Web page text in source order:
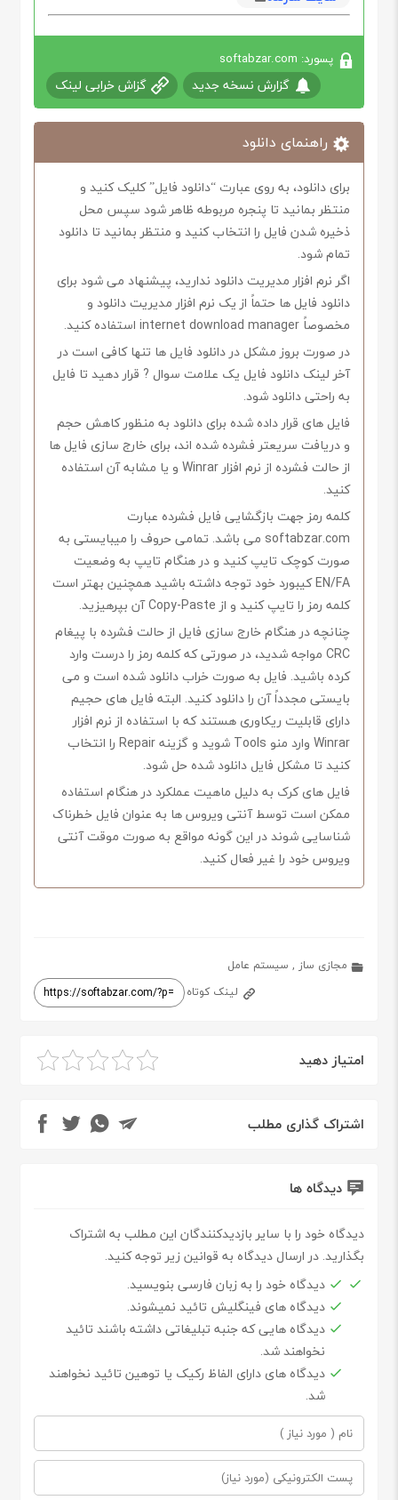
پسورد: softabzar.com
گزارش نسخه جدید گزاش خرابی لینک
راهنمای دانلود
برای دانلود، به روی عبارت “دانلود فایل” کلیک کنید و
منتظر بمانید تا پنجره مربوطه ظاهر شود سپس محل
ذخیره شدن فایل را انتخاب کنید و منتظر بمانید تا دانلود
تمام شود.
اگر نرم افزار مدیریت دانلود ندارید، پیشنهاد می شود برای
دانلود فایل ها حتماً از یک نرم افزار مدیریت دانلود و
مخصوصاً internet download manager استفاده کنید.
در صورت بروز مشکل در دانلود فایل ها تنها کافی است در
آخر لینک دانلود فایل یک علامت سوال ? قرار دهید تا فایل
به راحتی دانلود شود.
فایل های قرار داده شده برای دانلود به منظور کاهش حجم
و دریافت سریعتر فشرده شده اند، برای خارج سازی فایل ها
از حالت فشرده از نرم افزار Winrar و یا مشابه آن استفاده
کنید.
کلمه رمز جهت بازگشایی فایل فشرده عبارت
softabzar.com می باشد. تمامی حروف را میبایستی به
صورت کوچک تایپ کنید و در هنگام تایپ به وضعیت
EN/FA کیبورد خود توجه داشته باشید همچنین بهتر است
کلمه رمز را تایپ کنید و از Copy-Paste آن بپرهیزید.
چنانچه در هنگام خارج سازی فایل از حالت فشرده با پیغام
CRC مواجه شدید، در صورتی که کلمه رمز را درست وارد
کرده باشید. فایل به صورت خراب دانلود شده است و می
بایستی مجدداً آن را دانلود کنید. البته فایل های حجیم
دارای قابلیت ریکاوری هستند که با استفاده از نرم افزار
Winrar وارد منو Tools شوید و گزینه Repair را انتخاب
کنید تا مشکل فایل دانلود شده حل شود.
فایل های کرک به دلیل ماهیت عملکرد در هنگام استفاده
ممکن است توسط آنتی ویروس ها به عنوان فایل خطرناک
شناسایی شوند در این گونه مواقع به صورت موقت آنتی
ویروس خود را غیر فعال کنید.
مجازی ساز , سیستم عامل
لینک کوتاه
امتیاز دهید
اشتراک گذاری مطلب
دیدگاه ها
دیدگاه خود را با سایر بازدیدکنندگان این مطلب به اشتراک
بگذارید. در ارسال دیدگاه به قوانین زیر توجه کنید.
دیدگاه خود را به زبان فارسی بنویسید.
دیدگاه های فینگلیش تائید نمیشوند.
دیدگاه هایی که جنبه تبلیغاتی داشته باشند تائید
نخواهند شد.
دیدگاه های دارای الفاظ رکیک یا توهین تائید نخواهند
شد.